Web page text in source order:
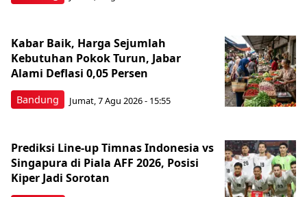
Bandung
Kabar Baik, Harga Sejumlah
Kebutuhan Pokok Turun, Jabar
Alami Deflasi 0,05 Persen
Jumat, 7 Agu 2026 - 15:55
Prediksi Line-up Timnas Indonesia vs
Singapura di Piala AFF 2026, Posisi
Kiper Jadi Sorotan